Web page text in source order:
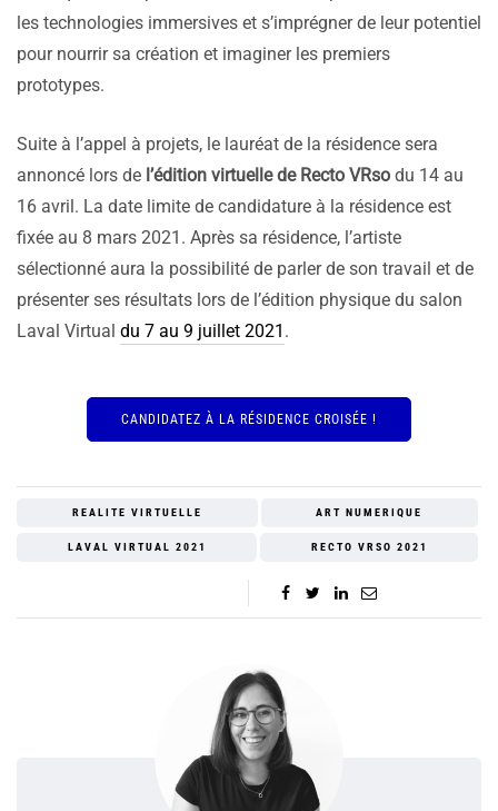
les technologies immersives et s’imprégner de leur potentiel
pour nourrir sa création et imaginer les premiers
prototypes.
Suite à l’appel à projets, le lauréat de la résidence sera
annoncé lors de l’édition virtuelle de Recto VRso du 14 au
16 avril. La date limite de candidature à la résidence est
fixée au 8 mars 2021. Après sa résidence, l’artiste
sélectionné aura la possibilité de parler de son travail et de
présenter ses résultats lors de l’édition physique du salon
Laval Virtual du 7 au 9 juillet 2021 .
CANDIDATEZ À LA RÉSIDENCE CROISÉE !
REALITE VIRTUELLE ART NUMERIQUE
LAVAL VIRTUAL 2021 RECTO VRSO 2021